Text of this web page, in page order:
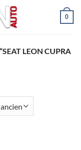
0
LEON CUPRA